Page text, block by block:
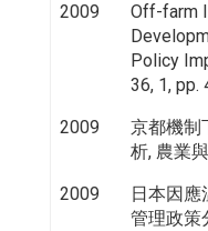
2009
Off-farm
Policy
36, 1, pp.
2009
京都機制
析, 農業
2009
日本因
管理政策